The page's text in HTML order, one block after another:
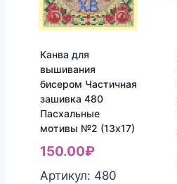
Канва для
вышивания
бисером Частичная
зашивка 480
Пасхальные
мотивы №2 (13х17)
150.00₽
Артикул: 480